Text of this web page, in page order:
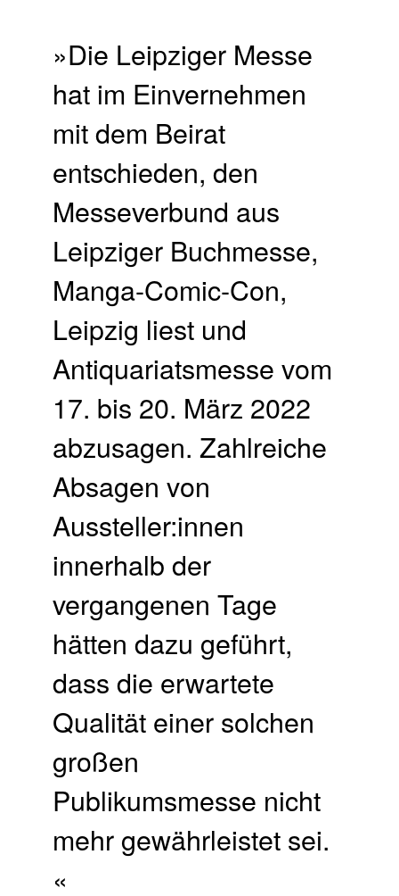
»Die Leipziger Messe
hat im Einvernehmen
mit dem Beirat
entschieden, den
Messeverbund aus
Leipziger Buchmesse,
Manga-Comic-Con,
Leipzig liest und
Antiquariatsmesse vom
17. bis 20. März 2022
abzusagen. Zahlreiche
Absagen von
Aussteller:innen
innerhalb der
vergangenen Tage
hätten dazu geführt,
dass die erwartete
Qualität einer solchen
großen
Publikumsmesse nicht
mehr gewährleistet sei.
«